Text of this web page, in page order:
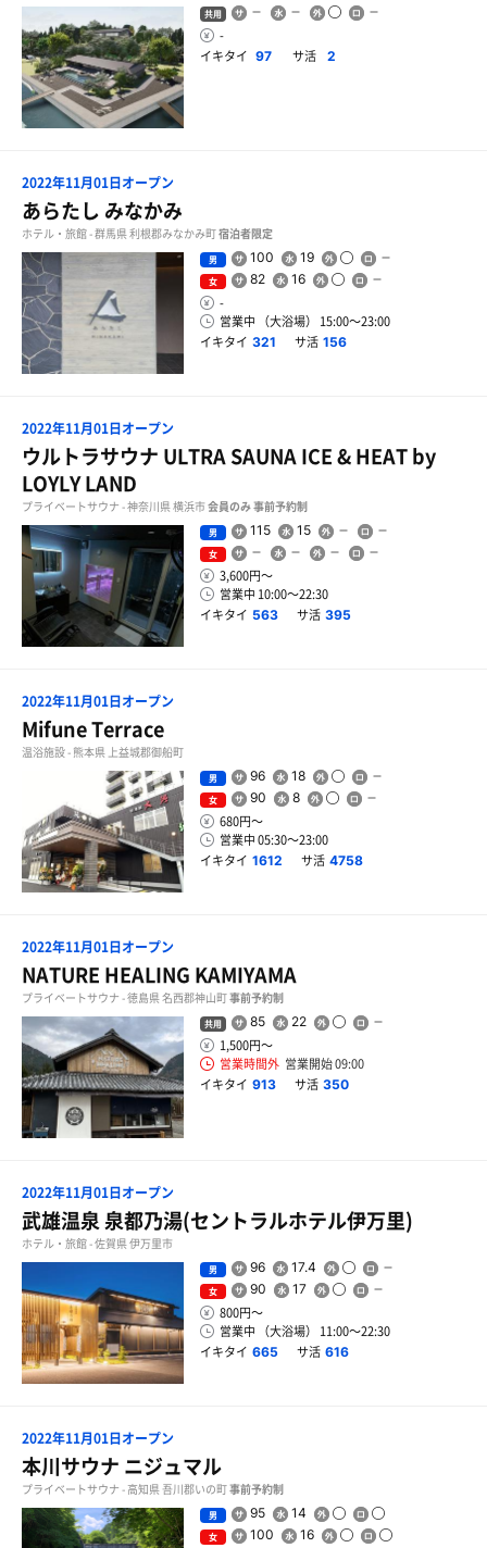
共用
-
イキタイ 97 サ活 2
2022年11月01日オープン
あらたし みなかみ
ホテル・旅館 - 群馬県 利根郡みなかみ町宿泊者限定
男 100 19
女 82 16
-
営業中 （大浴場） 15:00〜23:00
イキタイ 321 サ活 156
2022年11月01日オープン
ウルトラサウナ ULTRA SAUNA ICE & HEAT by
LOYLY LAND
プライベートサウナ - 神奈川県 横浜市会員のみ事前予約制
男 115 15
女
3,600円〜
営業中 10:00〜22:30
イキタイ 563 サ活 395
2022年11月01日オープン
Mifune Terrace
温浴施設 - 熊本県 上益城郡御船町
男 96 18
女 90 8
680円〜
営業中 05:30〜23:00
イキタイ 1612 サ活 4758
2022年11月01日オープン
NATURE HEALING KAMIYAMA
プライベートサウナ - 徳島県 名西郡神山町事前予約制
共用 85 22
1,500円〜
営業時間外 営業開始 09:00
イキタイ 913 サ活 350
2022年11月01日オープン
武雄温泉 泉都乃湯(セントラルホテル伊万里)
ホテル・旅館 - 佐賀県 伊万里市
男 96 17.4
女 90 17
800円〜
営業中 （大浴場） 11:00〜22:30
イキタイ 665 サ活 616
2022年11月01日オープン
本川サウナ ニジュマル
プライベートサウナ - 高知県 吾川郡いの町事前予約制
男 95 14
女 100 16